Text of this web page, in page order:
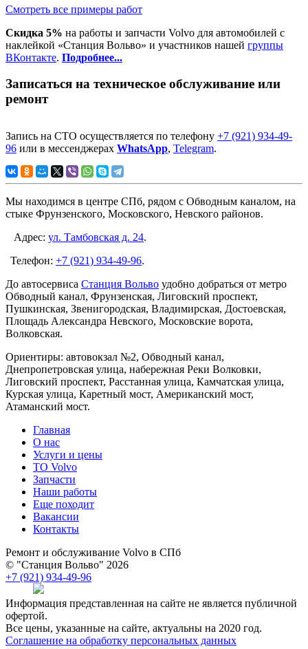
Смотреть все примеры работ
Скидка 5% на работы и запчасти Volvo для автомобилей с
наклейкой «Станция Вольво» и участников нашей группы
ВКонтакте. Подробнее...
Записаться на техническое обслуживание или
ремонт
Запись на СТО осуществляется по телефону +7 (921) 934-49-
96 или в мессенджерах WhatsApp, Telegram.
Мы находимся в центре СПб, рядом с Обводным каналом, на
стыке Фрунзенского, Московского, Невского районов.
Адрес: ул. Тамбовская д. 24.
Телефон: +7 (921) 934-49-96.
До автосервиса Станция Вольво удобно добраться от метро
Обводный канал, Фрунзенская, Лиговский проспект,
Пушкинская, Звенигородская, Владимирская, Достоевская,
Площадь Александра Невского, Московские ворота,
Волковская.
Ориентиры: автовокзал №2, Обводный канал,
Днепропетровская улица, набережная Реки Волковки,
Лиговский проспект, Расстанная улица, Камчатская улица,
Курская улица, Каретный мост, Американский мост,
Атаманский мост.
Главная
О нас
Услуги и цены
TO Volvo
Запчасти
Наши работы
Еще походит
Вакансии
Контакты
Ремонт и обслуживание Volvo в СПб
© "Станция Вольво" 2026
+7 (921) 934-49-96
Информация представленная на сайте не является публичной
офертой.
Все цены, указанные на сайте, актуальны на 2020 год.
Соглашение на обработку персональных данных